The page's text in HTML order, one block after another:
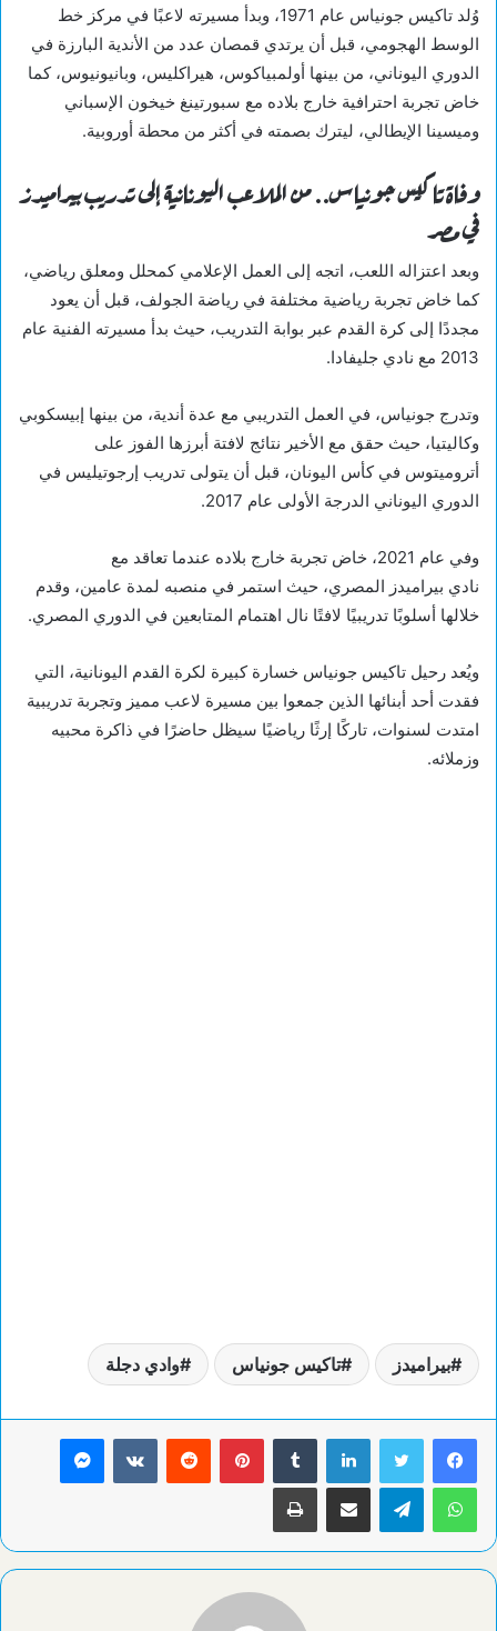
وُلد تاكيس جونياس عام 1971، وبدأ مسيرته لاعبًا في مركز خط
الوسط الهجومي، قبل أن يرتدي قمصان عدد من الأندية البارزة في
الدوري اليوناني، من بينها أولمبياكوس، هيراكليس، وبانيونيوس، كما
خاض تجربة احترافية خارج بلاده مع سبورتينغ خيخون الإسباني
وميسينا الإيطالي، ليترك بصمته في أكثر من محطة أوروبية.
وفاة تاكيس جونياس.. من الملاعب اليونانية إلى تدريب بيراميدز
في مصر
وبعد اعتزاله اللعب، اتجه إلى العمل الإعلامي كمحلل ومعلق رياضي،
كما خاض تجربة رياضية مختلفة في رياضة الجولف، قبل أن يعود
مجددًا إلى كرة القدم عبر بوابة التدريب، حيث بدأ مسيرته الفنية عام
2013 مع نادي جليفادا.
وتدرج جونياس، في العمل التدريبي مع عدة أندية، من بينها إبيسكوبي
وكاليتيا، حيث حقق مع الأخير نتائج لافتة أبرزها الفوز على
أتروميتوس في كأس اليونان، قبل أن يتولى تدريب إرجوتيليس في
الدوري اليوناني الدرجة الأولى عام 2017.
وفي عام 2021، خاض تجربة خارج بلاده عندما تعاقد مع
نادي بيراميدز المصري، حيث استمر في منصبه لمدة عامين، وقدم
خلالها أسلوبًا تدريبيًا لافتًا نال اهتمام المتابعين في الدوري المصري.
ويُعد رحيل تاكيس جونياس خسارة كبيرة لكرة القدم اليونانية، التي
فقدت أحد أبنائها الذين جمعوا بين مسيرة لاعب مميز وتجربة تدريبية
امتدت لسنوات، تاركًا إرثًا رياضيًا سيظل حاضرًا في ذاكرة محبيه
وزملائه.
بيراميدز تاكيس جونياس وادي دجلة
لينكدإن بينتيريست ماسنجر
واتساب تيلقرام مشاركة عبر البريد طباعة